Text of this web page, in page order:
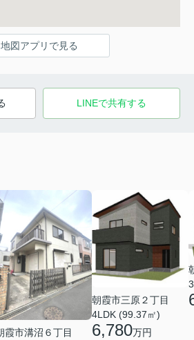
地図アプリで見る
LINEで共有する
霞市溝沼６丁目
朝霞市三原２丁目
4LDK (99.37㎡)
6,780万円